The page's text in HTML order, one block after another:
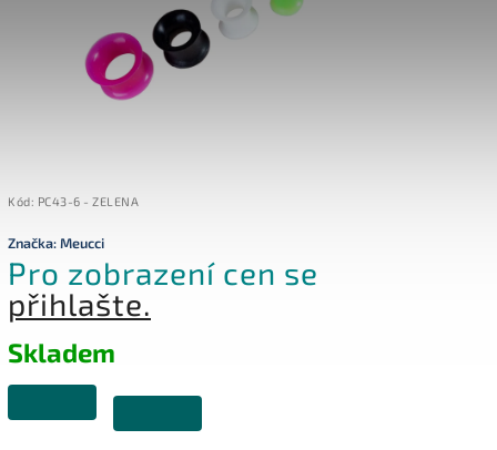
Kód: PC43-6 - ZELENA
Značka:Meucci
Pro zobrazení cen se
přihlašte.
Skladem